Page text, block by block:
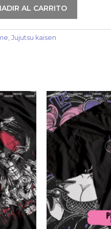
AL CARRITO
, Jujutsu kaisen